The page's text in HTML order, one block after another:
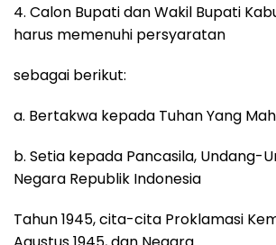
4. Calon Bupati dan Wakil Bupati
harus memenuhi persyaratan
sebagai berikut:
a. Bertakwa kepada Tuhan Yang
b. Setia kepada Pancasila, Undang-
Negara Republik Indonesia
Tahun 1945, cita-cita Proklamasi